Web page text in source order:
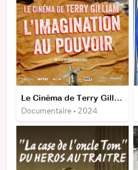
Le Cinéma de Terry Gilliam - L'Imagination au pouvoir
Documentaire • 2024